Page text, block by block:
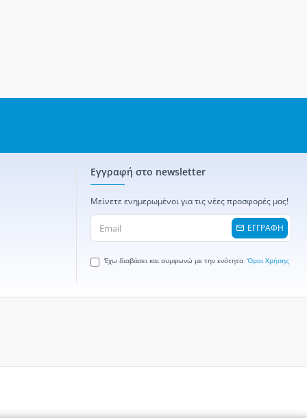
Εγγραφή στο newsletter
Μείνετε ενημερωμένοι για τις νέες προσφορές μας!
ΕΓΓΡΑΦΗ
Έχω διαβάσει και συμφωνώ με την ενότητα Όροι Χρήσης